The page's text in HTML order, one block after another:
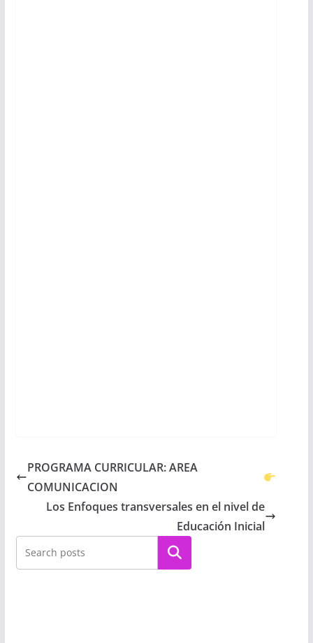
PROGRAMA CURRICULAR: AREA
COMUNICACION
Los Enfoques transversales en el nivel de
Educación Inicial
Buscar